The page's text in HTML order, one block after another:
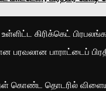
கிரிக்கெட்
பரவலான பாராட்டைப்
கொண்ட தொடரில்